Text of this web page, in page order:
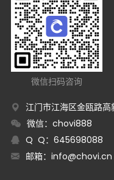
微信扫码咨询
江门市江海区金瓯路
微信：chovi888
Q Q：645698088
邮箱： info@chovi.cn